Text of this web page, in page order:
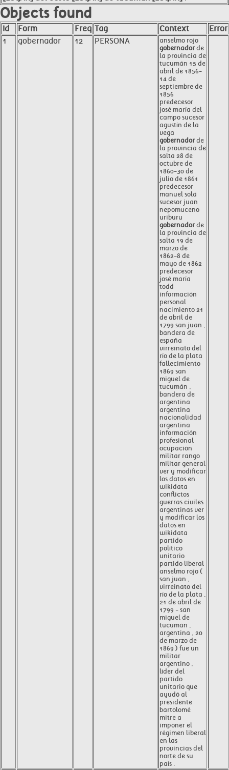
Objects found
Id Form Freq Tag Context
Error
1
gobernador 12 PERSONA
anselmo rojo
gobernador de
la provincia de
tucumán 15 de
abril de 1856-
14 de
septiembre de
1856
predecesor
josé maría del
campo sucesor
agustín de la
vega
gobernador de
la provincia de
salta 28 de
octubre de
1860-30 de
julio de 1861
predecesor
manuel solá
sucesor juan
nepomuceno
uriburu
gobernador de
la provincia de
salta 19 de
marzo de
1862-8 de
mayo de 1862
predecesor
josé maría
todd
información
personal
nacimiento 21
de abril de
1799 san juan ,
bandera de
españa
virreinato del
río de la plata
fallecimiento
1869 san
miguel de
tucumán ,
bandera de
argentina
argentina
nacionalidad
argentina
información
profesional
ocupación
militar rango
militar general
ver y modificar
los datos en
wikidata
conflictos
guerras civiles
argentinas ver
y modificar los
datos en
wikidata
partido
político
unitario
partido liberal
anselmo rojo (
san juan ,
virreinato del
río de la plata ,
21 de abril de
1799 - san
miguel de
tucumán ,
argentina , 20
de marzo de
1869 ) fue un
militar
argentino ,
líder del
partido
unitario que
ayudó al
presidente
bartolomé
mitre a
imponer el
régimen liberal
en las
provincias del
norte de su
país .